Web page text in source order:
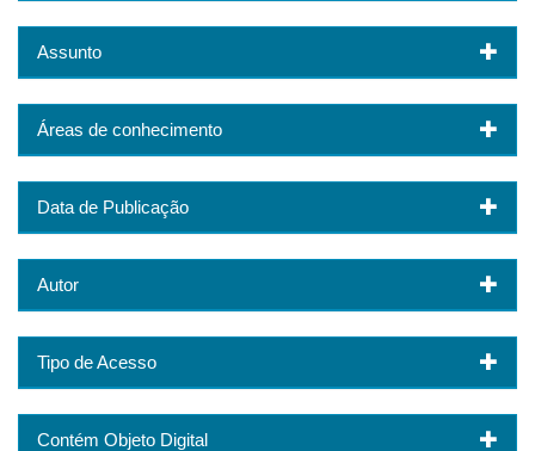
Assunto
Áreas de conhecimento
Data de Publicação
Autor
Tipo de Acesso
Contém Objeto Digital